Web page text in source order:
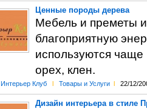
Ценные породы дерева
Мебель и преметы
благоприятную
используются чаще
орех, клен.
Интерьер Клуб l Товары и Услуги l 22/12/
Дизайн интерьера в стиле